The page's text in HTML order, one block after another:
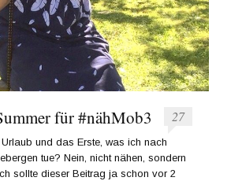
für #nähMob3 27
und das Erste, was ich nach
tue? Nein, nicht nähen, sondern
sollte dieser Beitrag ja schon vor 2